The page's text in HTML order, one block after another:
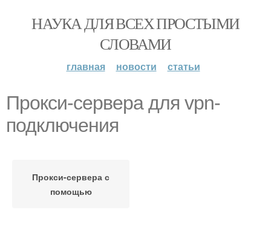
НАУКА ДЛЯ ВСЕХ ПРОСТЫМИ
СЛОВАМИ
главная новости статьи
Прокси-сервера для vpn-
подключения
Прокси-сервера с
помощью